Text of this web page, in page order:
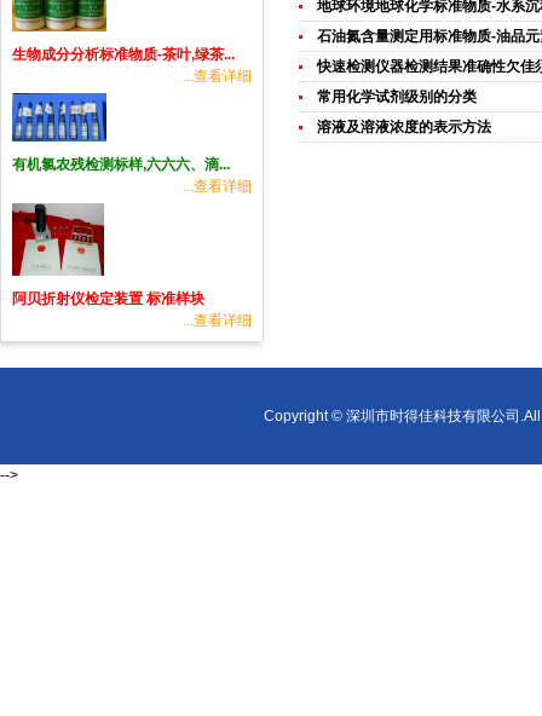
生物成分分析标准物质-茶叶,绿茶...
...查看详细
有机氯农残检测标样,六六六、滴...
...查看详细
阿贝折射仪检定装置 标准样块
...查看详细
地球环境地球化学标准物质-水系
石油氮含量测定用标准物质-油品
快速检测仪器检测结果准确性欠佳
常用化学试剂级别的分类
溶液及溶液浓度的表示方法
Copyright © 深圳市时得佳科技有限公司
-->